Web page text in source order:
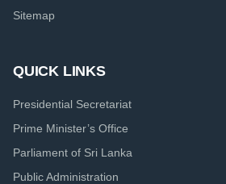
Sitemap
QUICK LINKS
Presidential Secretariat
Prime Minister’s Office
Parliament of Sri Lanka
Public Administration